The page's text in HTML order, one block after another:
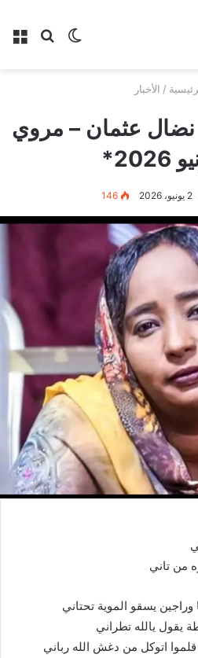
بحث الوضع
/ الأخبار
عثمان – مروي
2 يونيو، 2026 146
من تاني
وراجين يسقو الموية تحتاني
يقول يالله تطراني
اتوكل من دغش الله رباني